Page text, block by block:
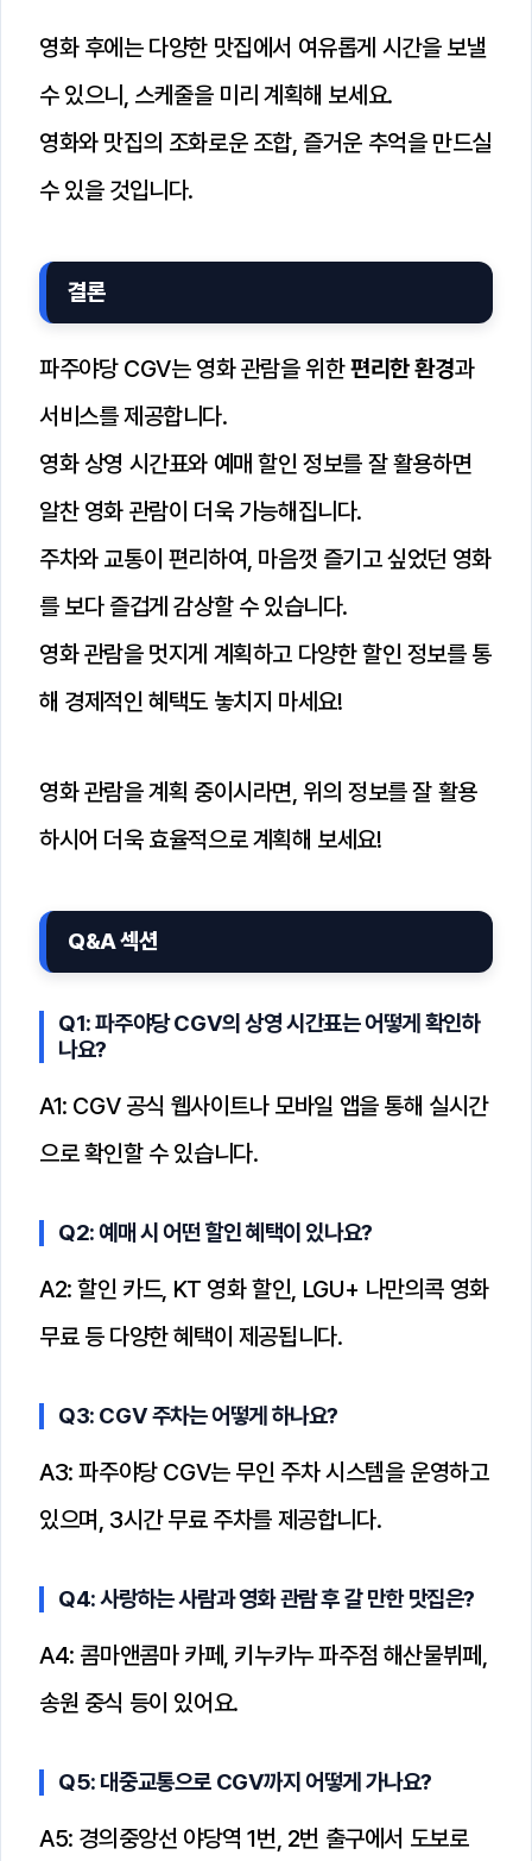
영화 후에는 다양한 맛집에서 여유롭게 시간을 보낼
수 있으니, 스케줄을 미리 계획해 보세요.
영화와 맛집의 조화로운 조합, 즐거운 추억을 만드실
수 있을 것입니다.
결론
파주야당 CGV는 영화 관람을 위한편리한 환경과
서비스를 제공합니다.
영화 상영 시간표와 예매 할인 정보를 잘 활용하면
알찬 영화 관람이 더욱 가능해집니다.
주차와 교통이 편리하여, 마음껏 즐기고 싶었던 영화
를 보다 즐겁게 감상할 수 있습니다.
영화 관람을 멋지게 계획하고 다양한 할인 정보를 통
해 경제적인 혜택도 놓치지 마세요!
영화 관람을 계획 중이시라면, 위의 정보를 잘 활용
하시어 더욱 효율적으로 계획해 보세요!
Q&A 섹션
Q1: 파주야당 CGV의 상영 시간표는 어떻게 확인하
나요?
A1: CGV 공식 웹사이트나 모바일 앱을 통해 실시간
으로 확인할 수 있습니다.
Q2: 예매 시 어떤 할인 혜택이 있나요?
A2: 할인 카드, KT 영화 할인, LGU+ 나만의콕 영화
무료 등 다양한 혜택이 제공됩니다.
Q3: CGV 주차는 어떻게 하나요?
A3: 파주야당 CGV는 무인 주차 시스템을 운영하고
있으며, 3시간 무료 주차를 제공합니다.
Q4: 사랑하는 사람과 영화 관람 후 갈 만한 맛집은?
A4: 콤마앤콤마 카페, 키누카누 파주점 해산물뷔페,
송원 중식 등이 있어요.
Q5: 대중교통으로 CGV까지 어떻게 가나요?
A5: 경의중앙선 야당역 1번, 2번 출구에서 도보로